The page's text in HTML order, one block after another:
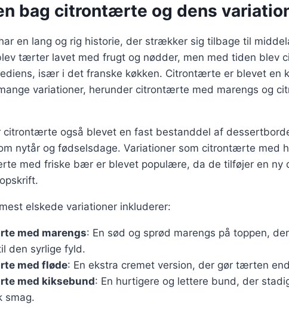
bag citrontærte og dens
en lang og rig historie, der strækker sig tilbage til
tærter lavet med frugt og nødder, men med tiden blev
især i det franske køkken. Citrontærte er blevet en
variationer, herunder citrontærte med marengs og
citrontærte også blevet en fast bestanddel af
nytår og fødselsdage. Variationer som citrontærte med
med friske bær er blevet populære, da de tilføjer en ny
elskede variationer inkluderer:
med marengs: En sød og sprød marengs på toppen,
den syrlige fyld.
med fløde: En ekstra cremet version, der gør tærten
med kiksebund: En hurtigere og lettere bund, der
smag.